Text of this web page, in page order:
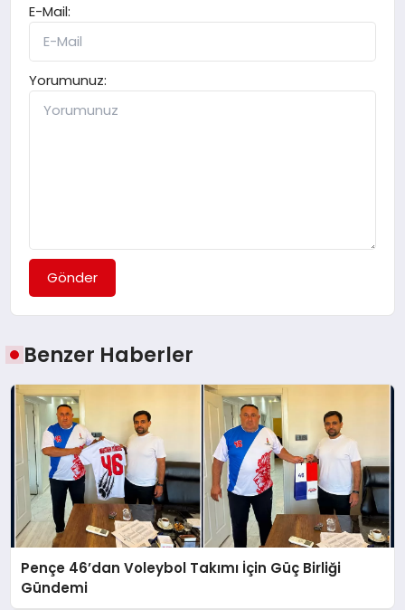
E-Mail:
Yorumunuz:
Gönder
Benzer Haberler
Pençe 46’dan Voleybol Takımı İçin Güç Birliği
Gündemi